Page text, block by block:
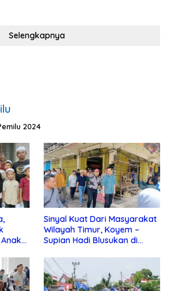
Selengkapnya
2024
Sinyal Kuat Dari Masyarakat
Wilayah Timur, Koyem –
Supian Hadi Blusukan di